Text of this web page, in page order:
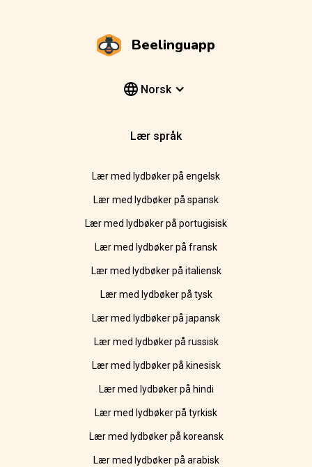
Beelinguapp
Norsk
Lær språk
Lær med lydbøker på engelsk
Lær med lydbøker på spansk
Lær med lydbøker på portugisisk
Lær med lydbøker på fransk
Lær med lydbøker på italiensk
Lær med lydbøker på tysk
Lær med lydbøker på japansk
Lær med lydbøker på russisk
Lær med lydbøker på kinesisk
Lær med lydbøker på hindi
Lær med lydbøker på tyrkisk
Lær med lydbøker på koreansk
Lær med lydbøker på arabisk